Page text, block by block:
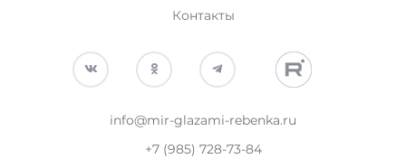
Контакты
info@mir-glazami-rebenka.ru
+7 (985) 728-73-84